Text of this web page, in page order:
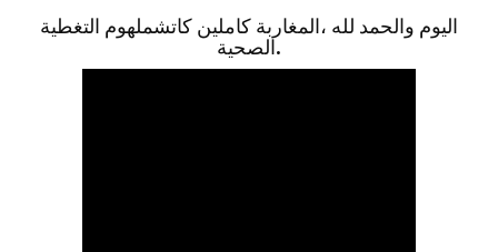
اليوم والحمد لله ،المغاربة كاملين كاتشملهوم التغطية
الصحية.